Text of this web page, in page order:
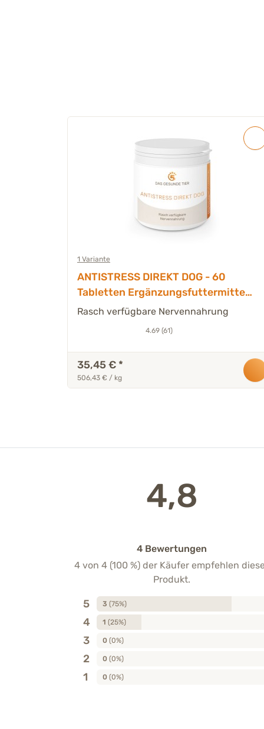
1 Variante
ANTISTRESS DIREKT DOG - 60
Tabletten Ergänzungsfuttermittel
Hund
Rasch verfügbare Nervennahrung
4.69 (61)
35,45 € *
506,43 € / kg
4,8
4 Bewertungen
4 von 4 (100 %) der Käufer empfehlen
Produkt.
5 3 (75%)
4 1 (25%)
3 0 (0%)
2 0 (0%)
1 0 (0%)